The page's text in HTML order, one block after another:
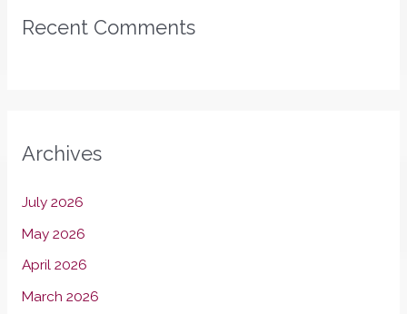
Recent Comments
Archives
July 2026
May 2026
April 2026
March 2026